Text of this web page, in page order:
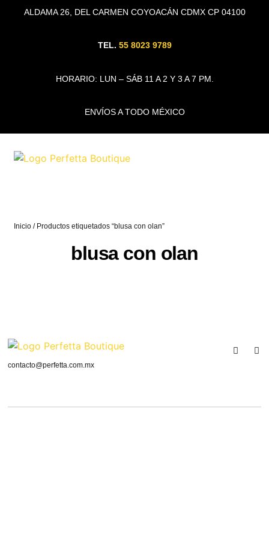
ALDAMA 26, DEL CARMEN COYOACÁN CDMX CP 04100
TEL. 55 8023 9789
HORARIO: LUN – SÁB 11 A 2 Y 3 A 7 PM.
ENVÍOS A TODO MÉXICO
Inicio / Productos etiquetados “blusa con olan”
blusa con olan
contacto@perfetta.com.mx